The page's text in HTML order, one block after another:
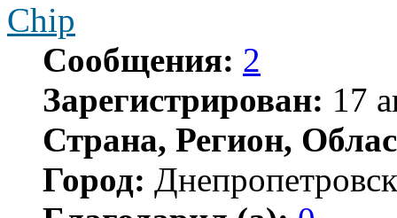
Chip
Сообщения: 2
Зарегистрирован: 17
Страна, Регион,
Город: Днепропетровск